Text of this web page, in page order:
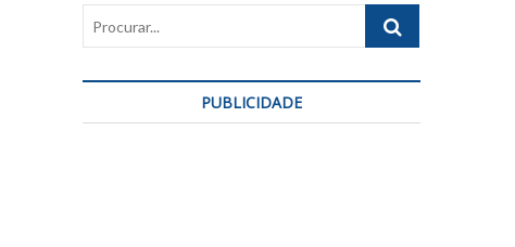
Procurar...
PUBLICIDADE